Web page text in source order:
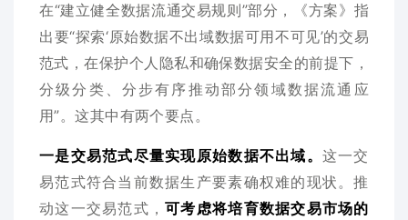
在“建立健全数据流通交易规则”部分，《方案》指
出要“探索‘原始数据不出域数据可用不可见’的交易
范式，在保护个人隐私和确保数据安全的前提下，
分级分类、分步有序推动部分领域数据流通应
用”。这其中有两个要点。
一是交易范式尽量实现原始数据不出域。 这一交
易范式符合当前数据生产要素确权难的现状。推
动这一交易范式，可考虑将培育数据交易市场的